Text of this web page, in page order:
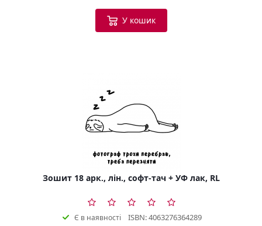
У кошик
Зошит 18 арк., лін., софт-тач + УФ лак, RL
Є в наявності ISBN: 4063276364289